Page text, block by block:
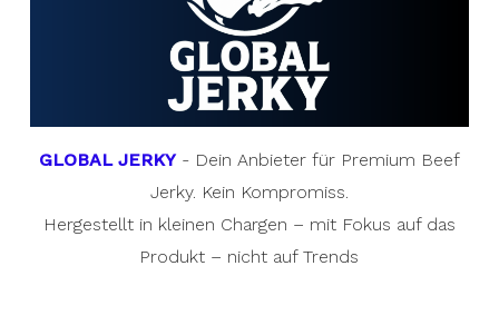
GLOBAL JERKY- Dein Anbieter für Premium Beef
Jerky. Kein Kompromiss.
Hergestellt in kleinen Chargen – mit Fokus auf das
Produkt – nicht auf Trends